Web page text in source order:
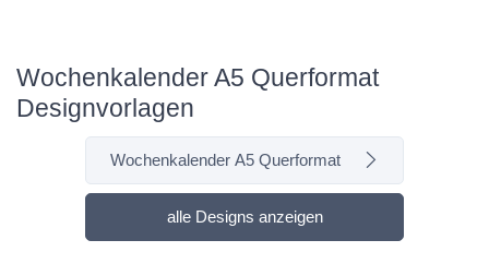
Wochenkalender A5 Querformat
Designvorlagen
Wochenkalender A5 Querformat
alle Designs anzeigen